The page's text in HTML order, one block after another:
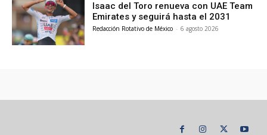
Isaac del Toro renueva con UAE Team
Emirates y seguirá hasta el 2031
Redacción Rotativo de México - 6 agosto 2026